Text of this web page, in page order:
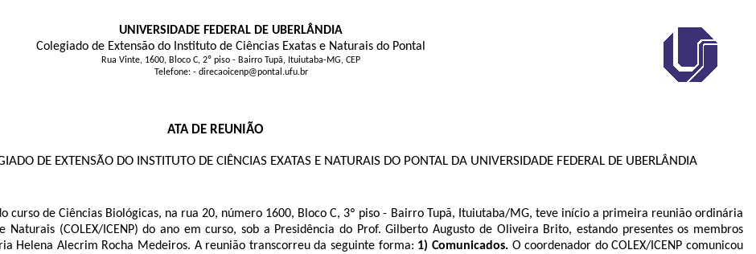
UNIVERSIDADE FEDERAL DE UBERLÂNDIA
Colegiado de Extensão do Instituto de Ciências Exatas e Naturais do Pontal
Rua Vinte, 1600, Bloco C, 2º piso - Bairro Tupã, Ituiutaba-MG, CEP
Telefone: - direcaoicenp@pontal.ufu.br
ATA DE REUNIÃO
DE EXTENSÃO DO INSTITUTO DE CIÊNCIAS EXATAS E NATURAIS DO PONTAL DA UNIVERSIDADE FEDERAL DE UBERLÂNDIA
curso de Ciências Biológicas, na rua 20, número 1600, Bloco C, 3º piso - Bairro Tupã, Ituiutaba/MG, teve início a primeira reunião ordinária
Naturais (COLEX/ICENP) do ano em curso, sob a Presidência do Prof. Gilberto Augusto de Oliveira Brito, estando presentes os membros
Helena Alecrim Rocha Medeiros. A reunião transcorreu da seguinte forma: 1) Comunicados.O coordenador do COLEX/ICENP comunicou